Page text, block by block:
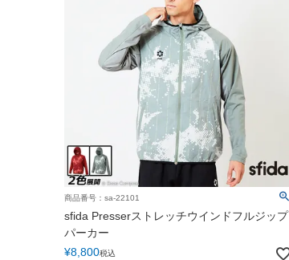
商品番号：sa-22101
sfida Presserストレッチウインドフルジップ
パーカー
¥8,800税込